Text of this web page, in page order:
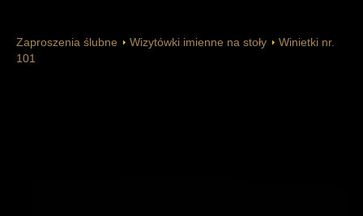
Zaproszenia ślubne Wizytówki imienne na stoły
Winietki nr.
101